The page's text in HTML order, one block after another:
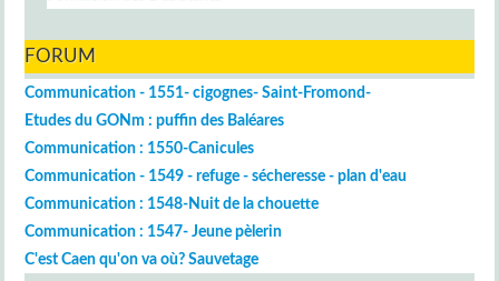
FORUM
Communication - 1551- cigognes- Saint-Fromond-
Etudes du GONm : puffin des Baléares
Communication : 1550-Canicules
Communication - 1549 - refuge - sécheresse - plan d'eau
Communication : 1548-Nuit de la chouette
Communication : 1547- Jeune pèlerin
C'est Caen qu'on va où? Sauvetage